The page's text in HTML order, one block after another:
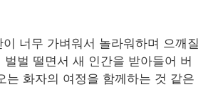
너무 가벼워서 놀라워하며 으깨질
벌벌 떨면서 새 인간을 받아들어 버
는 화자의 여정을 함께하는 것 같은